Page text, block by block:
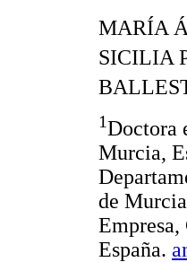
MARÍA
SICILIA
1Doctora
Murcia,
de
España.